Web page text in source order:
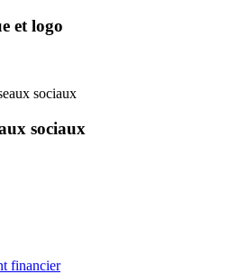
et logo
sociaux
sociaux
financier